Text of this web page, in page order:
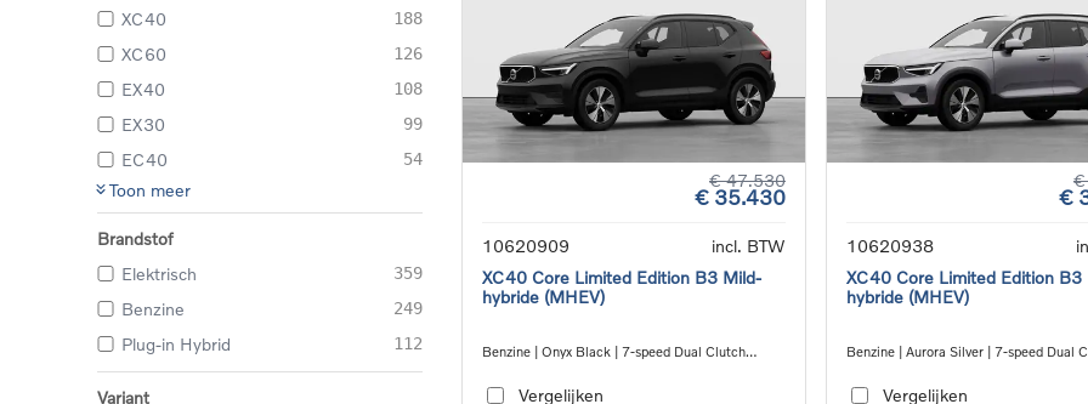
XC40
188
XC60 126
EX40 108
EX30 99
EC40 54
Toon meer
Brandstof
Elektrisch
359
Benzine 249
Plug-in Hybrid 112
Variant
€ 47.530
€ 35.430
10620909
incl. BTW
XC40 Core Limited Edition B3 Mild-
hybride (MHEV)
Benzine | Onyx Black | 7-speed Dual Clutch
Vergelijken
€
€
10620938
XC40 Core Limited Edition B3
hybride (MHEV)
Benzine | Aurora Silver | 7-speed Dual
Vergelijken